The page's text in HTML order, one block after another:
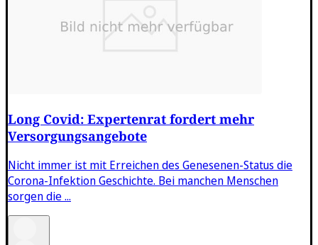
Long Covid: Expertenrat fordert mehr
Versorgungsangebote
Nicht immer ist mit Erreichen des Genesenen-Status die
Corona-Infektion Geschichte. Bei manchen Menschen
sorgen die ...